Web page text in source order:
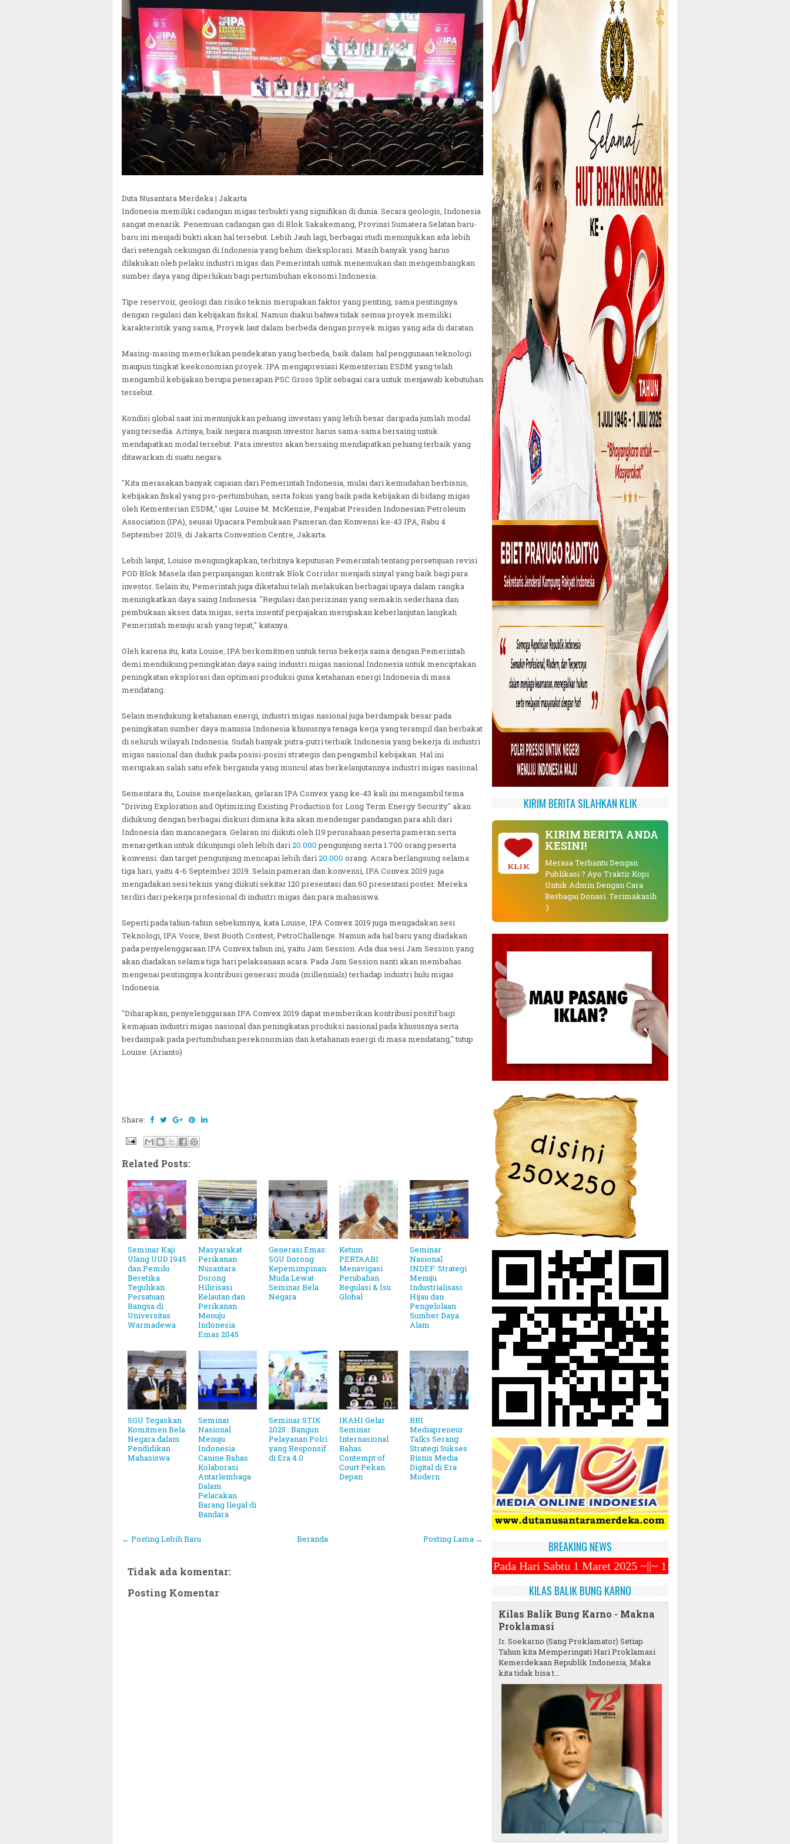
Duta Nusantara Merdeka | Jakarta
Indonesia memiliki cadangan migas terbukti yang signifikan di dunia. Secara geologis, Indonesia
sangat menarik. Penemuan cadangan gas di Blok Sakakemang, Provinsi Sumatera Selatan baru-
baru ini menjadi bukti akan hal tersebut. Lebih Jauh lagi, berbagai studi menunjukkan ada lebih
dari setengah cekungan di Indonesia yang belum dieksplorasi. Masih banyak yang harus
dilakukan oleh pelaku industri migas dan Pemerintah untuk menemukan dan mengembangkan
sumber daya yang diperlukan bagi pertumbuhan ekonomi Indonesia.
Tipe reservoir, geologi dan risiko teknis merupakan faktor yang penting, sama pentingnya
dengan regulasi dan kebijakan fiskal. Namun diakui bahwa tidak semua proyek memiliki
karakteristik yang sama, Proyek laut dalam berbeda dengan proyek migas yang ada di daratan.
Masing-masing memerlukan pendekatan yang berbeda, baik dalam hal penggunaan teknologi
maupun tingkat keekonomian proyek. IPA mengapresiasi Kementerian ESDM yang telah
mengambil kebijakan berupa penerapan PSC Gross Split sebagai cara untuk menjawab kebutuhan
tersebut.
Kondisi global saat ini menunjukkan peluang investasi yang lebih besar daripada jumlah modal
yang tersedia. Artinya, baik negara maupun investor harus sama-sama bersaing untuk
mendapatkan modal tersebut. Para investor akan bersaing mendapatkan peluang terbaik yang
ditawarkan di suatu negara.
"Kita merasakan banyak capaian dari Pemerintah Indonesia, mulai dari kemudahan berbisnis,
kebijakan fiskal yang pro-pertumbuhan, serta fokus yang baik pada kebijakan di bidang migas
oleh Kementerian ESDM," ujar Louise M. McKenzie, Penjabat Presiden Indonesian Petroleum
Association (IPA), seusai Upacara Pembukaan Pameran dan Konvensi ke-43 IPA, Rabu 4
September 2019, di Jakarta Convention Centre, Jakarta.
Lebih lanjut, Louise mengungkapkan, terbitnya keputusan Pemerintah tentang persetujuan revisi
POD Blok Masela dan perpanjangan kontrak Blok Corridor menjadi sinyal yang baik bagi para
investor. Selain itu, Pemerintah juga diketahui telah melakukan berbagai upaya dalam rangka
meningkatkan daya saing Indonesia. "Regulasi dan perizinan yang semakin sederhana dan
pembukaan akses data migas, serta insentif perpajakan merupakan keberlanjutan langkah
Pemerintah menuju arah yang tepat," katanya.
Oleh karena itu, kata Louise, IPA berkomitmen untuk terus bekerja sama dengan Pemerintah
demi mendukung peningkatan daya saing industri migas nasional Indonesia untuk menciptakan
peningkatan eksplorasi dan optimasi produksi guna ketahanan energi Indonesia di masa
mendatang.
Selain mendukung ketahanan energi, industri migas nasional juga berdampak besar pada
peningkatan sumber daya manusia Indonesia khususnya tenaga kerja yang terampil dan berbakat
di seluruh wilayah Indonesia. Sudah banyak putra-putri terbaik Indonesia yang bekerja di industri
migas nasional dan duduk pada posisi-posisi strategis dan pengambil kebijakan. Hal ini
merupakan salah satu efek berganda yang muncul atas berkelanjutannya industri migas nasional.
Sementara itu, Louise menjelaskan, gelaran IPA Convex yang ke-43 kali ini mengambil tema
"Driving Exploration and Optimizing Existing Production for Long Term Energy Security" akan
didukung dengan berbagai diskusi dimana kita akan mendengar pandangan para ahli dari
Indonesia dan mancanegara. Gelaran ini diikuti oleh 119 perusahaan peserta pameran serta
menargetkan untuk dikunjungi oleh lebih dari20.000pengunjung serta 1.700 orang peserta
konvensi. dan target pengunjung mencapai lebih dari20.000 orang. Acara berlangsung selama
tiga hari, yaitu 4-6 September 2019. Selain pameran dan konvensi, IPA Convex 2019 juga
mengadakan sesi teknis yang diikuti sekitar 120 presentasi dan 60 presentasi poster. Mereka
terdiri dari pekerja profesional di industri migas dan para mahasiswa.
Seperti pada tahun-tahun sebelumnya, kata Louise, IPA Convex 2019 juga mengadakan sesi
Teknologi, IPA Voice, Best Booth Contest, PetroChallenge. Namun ada hal baru yang diadakan
pada penyelenggaraan IPA Convex tahun ini, yaitu Jam Session. Ada dua sesi Jam Session yang
akan diadakan selama tiga hari pelaksanaan acara. Pada Jam Session nanti akan membahas
mengenai pentingnya kontribusi generasi muda (millennials) terhadap industri hulu migas
Indonesia.
"Diharapkan, penyelenggaraan IPA Convex 2019 dapat memberikan kontribusi positif bagi
kemajuan industri migas nasional dan peningkatan produksi nasional pada khususnya serta
berdampak pada pertumbuhan perekonomian dan ketahanan energi di masa mendatang," tutup
Louise. (Arianto)
Share:
Related Posts:
Seminar Kaji
Ulang UUD 1945
dan Pemilu
Beretika
Teguhkan
Persatuan
Bangsa di
Universitas
Warmadewa
Masyarakat
Perikanan
Nusantara
Dorong
Hilirisasi
Kelautan dan
Perikanan
Menuju
Indonesia
Emas 2045
Generasi Emas:
SGU Dorong
Kepemimpinan
Muda Lewat
Seminar Bela
Negara
Ketum
PERTAABI:
Menavigasi
Perubahan
Regulasi & Isu
Global
Seminar
Nasional
INDEF: Strategi
Menuju
Industrialisasi
Hijau dan
Pengelolaan
Sumber Daya
Alam
SGU Tegaskan
Komitmen Bela
Negara dalam
Pendidikan
Mahasiswa
Seminar
Nasional
Menuju
Indonesia
Canine Bahas
Kolaborasi
Antarlembaga
Dalam
Pelacakan
Barang Ilegal di
Bandara
Seminar STIK
2025 : Bangun
Pelayanan Polri
yang Responsif
di Era 4.0
IKAHI Gelar
Seminar
Internasional
Bahas
Contempt of
Court Pekan
Depan
BRI
Mediapreneur
Talks Serang:
Strategi Sukses
Bisnis Media
Digital di Era
Modern
← Posting Lebih Baru Posting Lama →
Beranda
Tidak ada komentar:
Posting Komentar
KIRIM BERITA SILAHKAN KLIK
KLIK
KIRIM BERITA ANDA
KESINI!
Merasa Terbantu Dengan
Publikasi ? Ayo Traktir Kopi
Untuk Admin Dengan Cara
Berbagai Donasi. Terimakasih
:)
BREAKING NEWS
~||~ Muhammadiyah Tetapkan 1 Ramadhan 1446 Hijriah Jatuh Pada Hari Sabtu 1 Maret 2025 ~||~ 1 Syawal Jatuh Pada Tanggal 31
KILAS BALIK BUNG KARNO
Kilas Balik Bung Karno - Makna
Proklamasi
Ir. Soekarno (Sang Proklamator) Setiap
Tahun kita Memperingati Hari Proklamasi
Kemerdekaan Republik Indonesia, Maka
kita tidak bisa t...